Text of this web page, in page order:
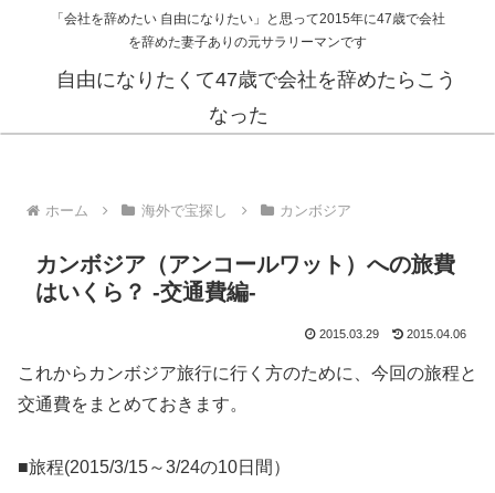
「会社を辞めたい 自由になりたい」と思って2015年に47歳で会社
を辞めた妻子ありの元サラリーマンです
自由になりたくて47歳で会社を辞めたらこう
なった
ホーム 海外で宝探し カンボジア
カンボジア（アンコールワット）への旅費
はいくら？ -交通費編-
2015.03.29 2015.04.06
これからカンボジア旅行に行く方のために、今回の旅程と
交通費をまとめておきます。
■旅程(2015/3/15～3/24の10日間）